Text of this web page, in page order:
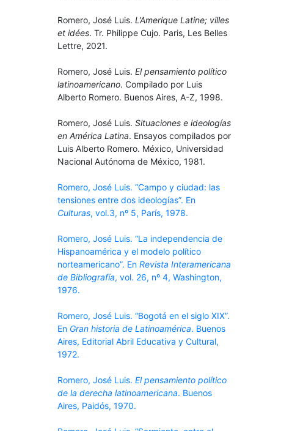
Romero, José Luis. L’Amerique Latine; villes
et idées. Tr. Philippe Cujo. Paris, Les Belles
Lettre, 2021.
Romero, José Luis. El pensamiento político
latinoamericano. Compilado por Luis
Alberto Romero. Buenos Aires, A-Z, 1998.
Romero, José Luis. Situaciones e ideologías
en América Latina. Ensayos compilados por
Luis Alberto Romero. México, Universidad
Nacional Autónoma de México, 1981.
Romero, José Luis. “Campo y ciudad: las
tensiones entre dos ideologías”. En
Culturas, vol.3, nº 5, París, 1978.
Romero, José Luis. “La independencia de
Hispanoamérica y el modelo político
norteamericano”. En Revista Interamericana
de Bibliografía, vol. 26, nº 4, Washington,
1976.
Romero, José Luis. “Bogotá en el siglo XIX”.
En Gran historia de Latinoamérica. Buenos
Aires, Editorial Abril Educativa y Cultural,
1972.
Romero, José Luis. El pensamiento político
de la derecha latinoamericana. Buenos
Aires, Paidós, 1970.